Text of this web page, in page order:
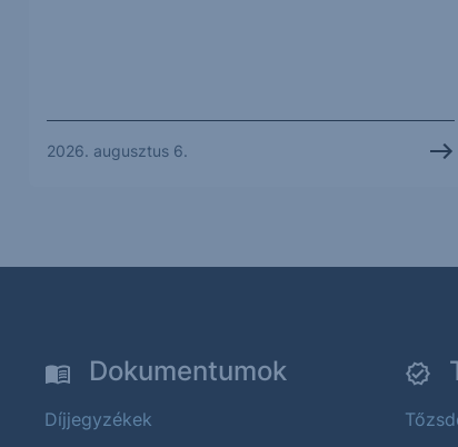
2026. augusztus 6.
Dokumentumok
Díjjegyzékek